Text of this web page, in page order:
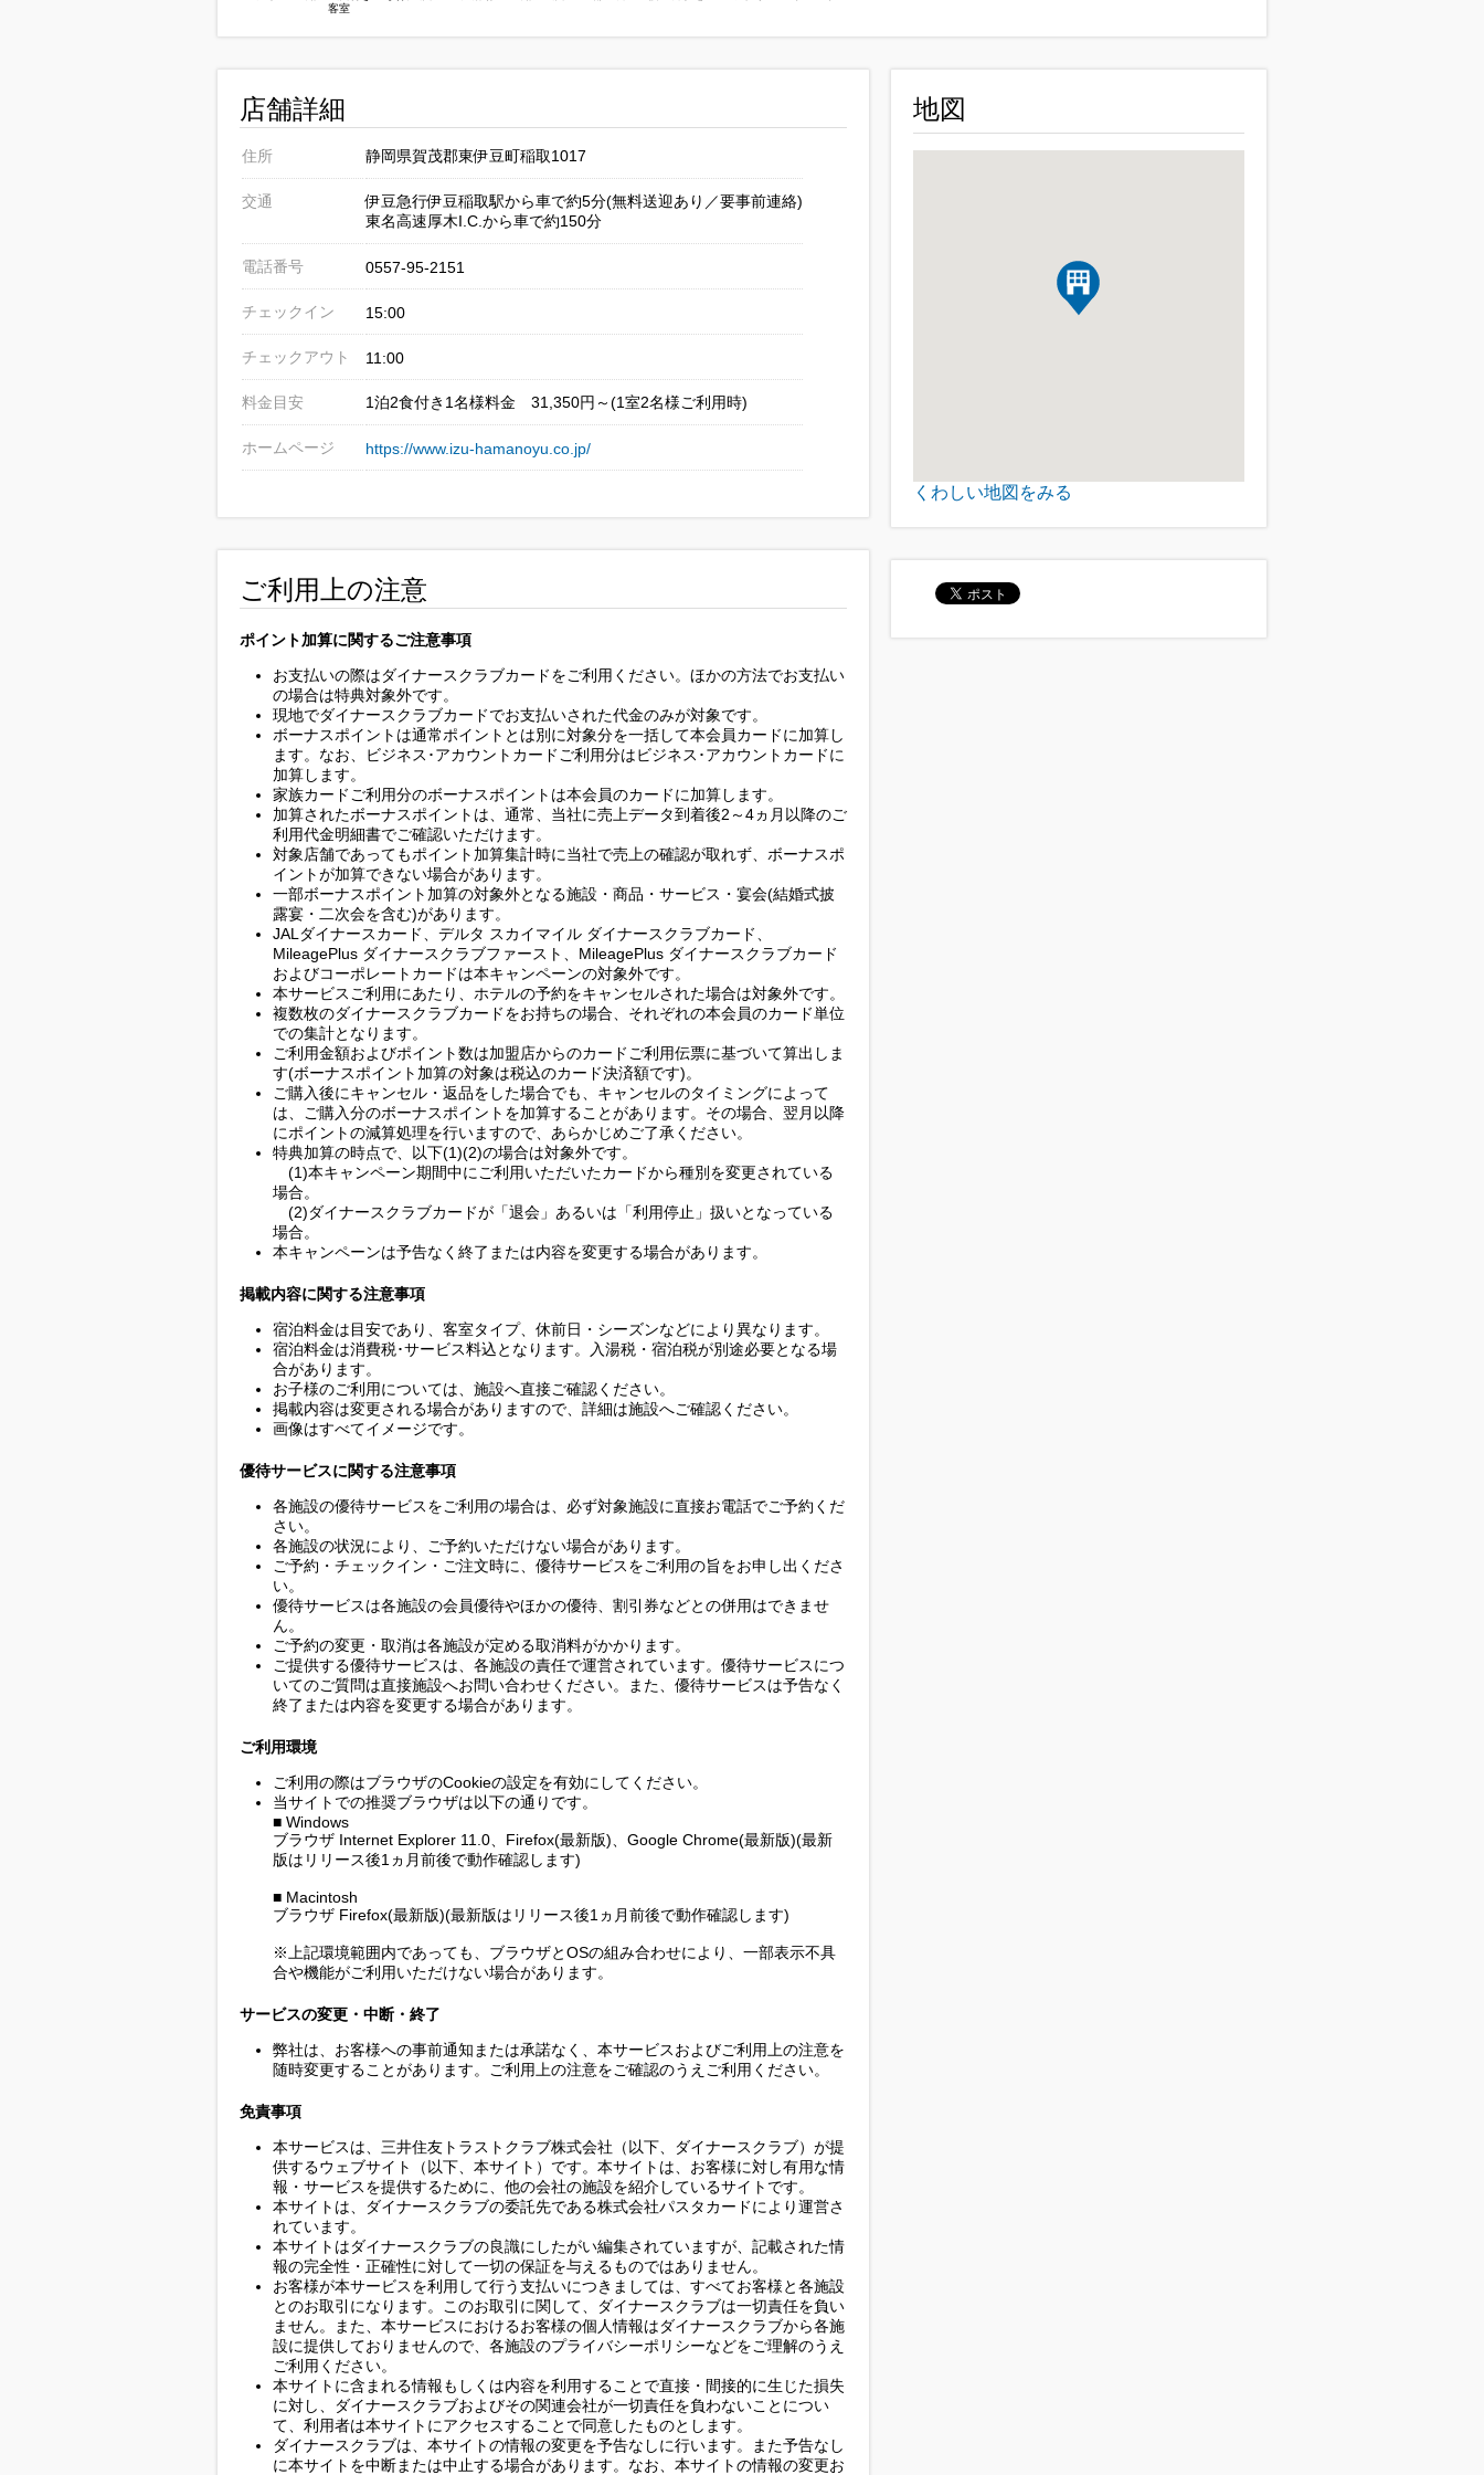
客室
店舗詳細
住所 静岡県賀茂郡東伊豆町稲取1017
交通
伊豆急行伊豆稲取駅から車で約5分(無料送迎あり／要事前連絡)
東名高速厚木I.C.から車で約150分
電話番号 0557-95-2151
チェックイン 15:00
チェックアウト 11:00
料金目安 1泊2食付き1名様料金 31,350円～(1室2名様ご利用時)
ホームページ https://www.izu-hamanoyu.co.jp/
ご利用上の注意
ポイント加算に関するご注意事項
お支払いの際はダイナースクラブカードをご利用ください。ほかの方法でお支払い
の場合は特典対象外です。
現地でダイナースクラブカードでお支払いされた代金のみが対象です。
ボーナスポイントは通常ポイントとは別に対象分を一括して本会員カードに加算し
ます。なお、ビジネス･アカウントカードご利用分はビジネス･アカウントカードに
加算します。
家族カードご利用分のボーナスポイントは本会員のカードに加算します。
加算されたボーナスポイントは、通常、当社に売上データ到着後2～4ヵ月以降のご
利用代金明細書でご確認いただけます。
対象店舗であってもポイント加算集計時に当社で売上の確認が取れず、ボーナスポ
イントが加算できない場合があります。
一部ボーナスポイント加算の対象外となる施設・商品・サービス・宴会(結婚式披
露宴・二次会を含む)があります。
JALダイナースカード、デルタ スカイマイル ダイナースクラブカード、
MileagePlus ダイナースクラブファースト、MileagePlus ダイナースクラブカード
およびコーポレートカードは本キャンペーンの対象外です。
本サービスご利用にあたり、ホテルの予約をキャンセルされた場合は対象外です。
複数枚のダイナースクラブカードをお持ちの場合、それぞれの本会員のカード単位
での集計となります。
ご利用金額およびポイント数は加盟店からのカードご利用伝票に基づいて算出しま
す(ボーナスポイント加算の対象は税込のカード決済額です)。
ご購入後にキャンセル・返品をした場合でも、キャンセルのタイミングによって
は、ご購入分のボーナスポイントを加算することがあります。その場合、翌月以降
にポイントの減算処理を行いますので、あらかじめご了承ください。
特典加算の時点で、以下(1)(2)の場合は対象外です。
(1)本キャンペーン期間中にご利用いただいたカードから種別を変更されている
場合。
(2)ダイナースクラブカードが「退会」あるいは「利用停止」扱いとなっている
場合。
本キャンペーンは予告なく終了または内容を変更する場合があります。
掲載内容に関する注意事項
宿泊料金は目安であり、客室タイプ、休前日・シーズンなどにより異なります。
宿泊料金は消費税･サービス料込となります。入湯税・宿泊税が別途必要となる場
合があります。
お子様のご利用については、施設へ直接ご確認ください。
掲載内容は変更される場合がありますので、詳細は施設へご確認ください。
画像はすべてイメージです。
優待サービスに関する注意事項
各施設の優待サービスをご利用の場合は、必ず対象施設に直接お電話でご予約くだ
さい。
各施設の状況により、ご予約いただけない場合があります。
ご予約・チェックイン・ご注文時に、優待サービスをご利用の旨をお申し出くださ
い。
優待サービスは各施設の会員優待やほかの優待、割引券などとの併用はできませ
ん。
ご予約の変更・取消は各施設が定める取消料がかかります。
ご提供する優待サービスは、各施設の責任で運営されています。優待サービスにつ
いてのご質問は直接施設へお問い合わせください。また、優待サービスは予告なく
終了または内容を変更する場合があります。
ご利用環境
ご利用の際はブラウザのCookieの設定を有効にしてください。
当サイトでの推奨ブラウザは以下の通りです。
■ Windows
ブラウザ Internet Explorer 11.0、Firefox(最新版)、Google Chrome(最新版)(最新
版はリリース後1ヵ月前後で動作確認します)
■ Macintosh
ブラウザ Firefox(最新版)(最新版はリリース後1ヵ月前後で動作確認します)
※上記環境範囲内であっても、ブラウザとOSの組み合わせにより、一部表示不具
合や機能がご利用いただけない場合があります。
サービスの変更・中断・終了
弊社は、お客様への事前通知または承諾なく、本サービスおよびご利用上の注意を
随時変更することがあります。ご利用上の注意をご確認のうえご利用ください。
免責事項
本サービスは、三井住友トラストクラブ株式会社（以下、ダイナースクラブ）が提
供するウェブサイト（以下、本サイト）です。本サイトは、お客様に対し有用な情
報・サービスを提供するために、他の会社の施設を紹介しているサイトです。
本サイトは、ダイナースクラブの委託先である株式会社パスタカードにより運営さ
れています。
本サイトはダイナースクラブの良識にしたがい編集されていますが、記載された情
報の完全性・正確性に対して一切の保証を与えるものではありません。
お客様が本サービスを利用して行う支払いにつきましては、すべてお客様と各施設
とのお取引になります。このお取引に関して、ダイナースクラブは一切責任を負い
ません。また、本サービスにおけるお客様の個人情報はダイナースクラブから各施
設に提供しておりませんので、各施設のプライバシーポリシーなどをご理解のうえ
ご利用ください。
本サイトに含まれる情報もしくは内容を利用することで直接・間接的に生じた損失
に対し、ダイナースクラブおよびその関連会社が一切責任を負わないことについ
て、利用者は本サイトにアクセスすることで同意したものとします。
ダイナースクラブは、本サイトの情報の変更を予告なしに行います。また予告なし
に本サイトを中断または中止する場合があります。なお、本サイトの情報の変更お
地図
くわしい地図をみる